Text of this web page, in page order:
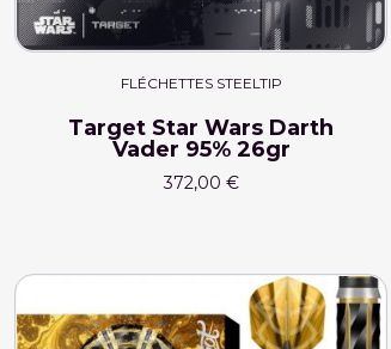
FLÉCHETTES STEELTIP
Target Star Wars Darth
Vader 95% 26gr
372,00 €